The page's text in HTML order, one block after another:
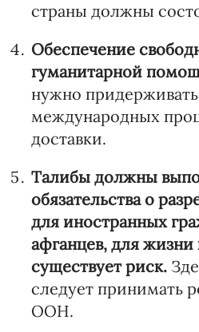
страны должны
Обеспечение
гуманитарной
нужно
международных
доставки.
Талибы должны
обязательства о
для иностранных
афганцев, для жизни
существует риск.
следует принимать
ООН.